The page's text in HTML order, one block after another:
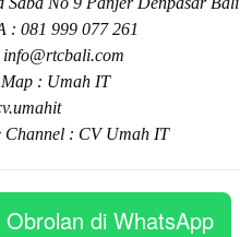
: 081 999 077 261
info@rtcbali.com
: Umah IT
Channel : CV Umah IT
Obrolan di WhatsApp